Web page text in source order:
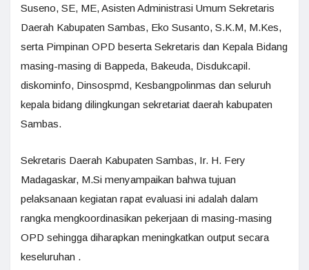
Suseno, SE, ME, Asisten Administrasi Umum Sekretaris
Daerah Kabupaten Sambas, Eko Susanto, S.K.M, M.Kes,
serta Pimpinan OPD beserta Sekretaris dan Kepala Bidang
masing-masing di Bappeda, Bakeuda, Disdukcapil.
diskominfo, Dinsospmd, Kesbangpolinmas dan seluruh
kepala bidang dilingkungan sekretariat daerah kabupaten
Sambas.
Sekretaris Daerah Kabupaten Sambas, Ir. H. Fery
Madagaskar, M.Si menyampaikan bahwa tujuan
pelaksanaan kegiatan rapat evaluasi ini adalah dalam
rangka mengkoordinasikan pekerjaan di masing-masing
OPD sehingga diharapkan meningkatkan output secara
keseluruhan .